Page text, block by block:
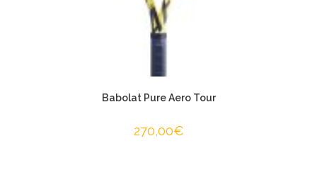
Babolat Pure Aero Tour
270,00€